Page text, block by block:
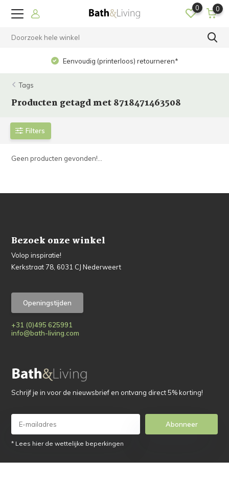
0 0
Eenvoudig (printerloos) retourneren*
Tags
Producten getagd met 8718471463508
Filters
Geen producten gevonden!...
Bezoek onze winkel
Volop inspiratie!
Kerkstraat 78, 6031 CJ Nederweert
Openingstijden
+31 (0)495 625991
info@bath-living.com
Schrijf je in voor de nieuwsbrief en ontvang direct 5% korting!
Abonneer
* Lees hier de wettelijke beperkingen